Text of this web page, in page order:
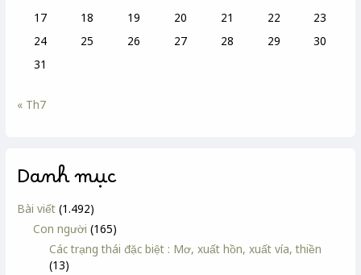
17
18 19 20 21 22
23
24
25 26 27 28 29
30
31
« Th7
Danh mục
Bài viết (1.492)
Con người (165)
Các trạng thái đặc biệt : Mơ, xuất hồn, xuất vía, thiền
(13)